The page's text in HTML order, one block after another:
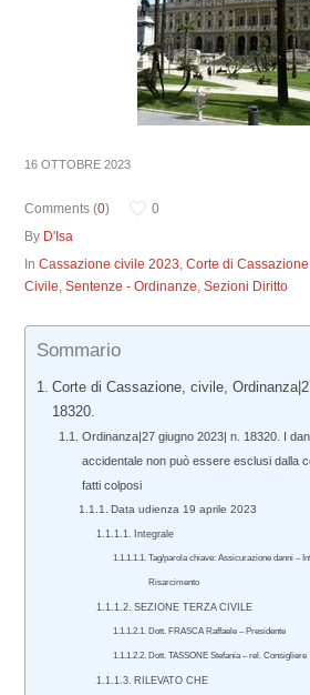
16 OTTOBRE 2023
Comments (0)
0
By D'Isa
InCassazione civile 2023,Corte di Cassazione
Civile,Sentenze - Ordinanze,Sezioni Diritto
Sommario
Corte di Cassazione, civile,
18320.
Ordinanza|27 giugno 2023| n. 18320. I
accidentale non può essere esclusi dalla
fatti colposi
Data udienza 19 aprile 2023
Integrale
Tag/parola chiave: Assicurazione danni –
Risarcimento
SEZIONE TERZA CIVILE
Dott. FRASCA Raffaele – Presidente
Dott. TASSONE Stefania – rel. Consigliere
RILEVATO CHE